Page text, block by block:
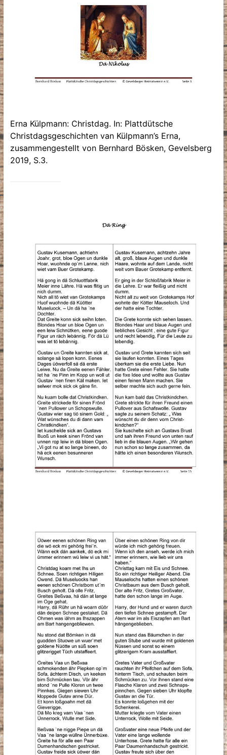
Erna Külpmann: Christdag. In: Plattdütsche
Christdagsgeschichten van Külpmann’s Erna,
zusammengestellt von Bernhard Bösken, Gevelsberg
2019, S.3.